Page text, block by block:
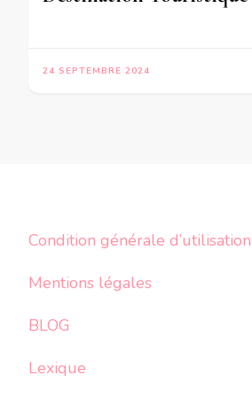
24 SEPTEMBRE 2024
Condition générale d’utilisation
Mentions légales
BLOG
Lexique